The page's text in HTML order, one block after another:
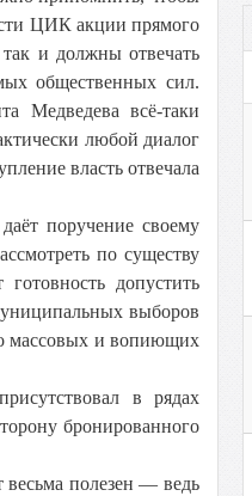
ЦИК акции прямого
и должны отвечать
общественных сил.
Медведева всё-таки
любой диалог
власть отвечала
поручение своему
по существу
допустить
выборов
массовых и вопиющих
в рядах
бронированного
полезен — ведь